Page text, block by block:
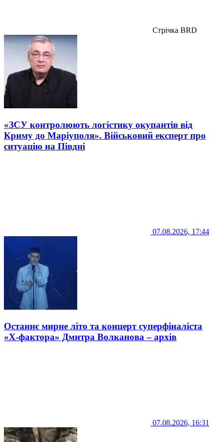
Стрічка BRD
«ЗСУ контролюють логістику окупантів від
Криму до Маріуполя». Військовий експерт про
ситуацію на Півдні
07.08.2026, 17:44
Останнє мирне літо та концерт суперфіналіста
«Х-фактора» Дмитра Волканова – архів
07.08.2026, 16:31